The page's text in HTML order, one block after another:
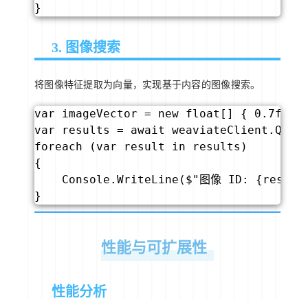
}
3. 图像搜索
将图像特征提取为向量，实现基于内容的图像搜索。
var imageVector = new float[] { 0.7f,
var results = await
foreach (var result in results)
{
Console.WriteLine($"图像 ID:
}
性能与可扩展性
性能分析